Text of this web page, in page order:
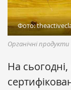
Фото:
Органічні продукти
На сьогодні,